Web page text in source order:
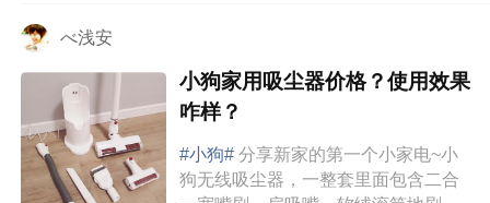
べ浅安
小狗家用吸尘器价格？使用效果
咋样？
#小狗# 分享新家的第一个小家电~小
狗无线吸尘器，一整套里面包含二合